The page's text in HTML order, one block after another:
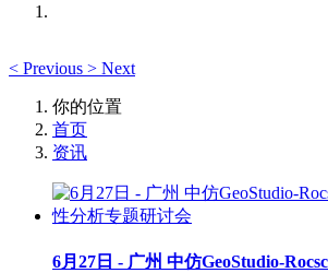
< Previous > Next
你的位置
首页
资讯
6月27日 - 广州 中仿GeoStudio-